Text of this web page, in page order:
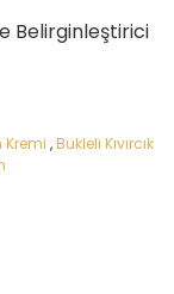
Belirginleştirici
Kremi ,Bukleli Kıvırcık